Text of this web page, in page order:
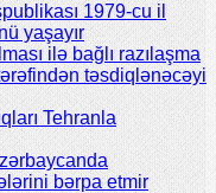
1979-cu il
yaşayır
ilə bağlı razılaşma
təsdiqlənəcəyi
Tehranla
bərpa etmir